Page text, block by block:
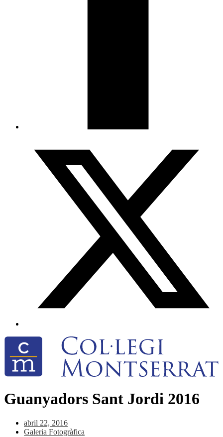
Guanyadors Sant Jordi 2016
abril 22, 2016
Galeria Fotogràfica